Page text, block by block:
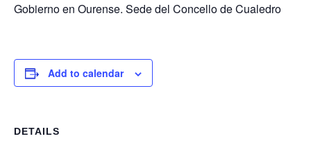
Gobierno en Ourense. Sede del Concello de Cualedro
Add to calendar
DETAILS